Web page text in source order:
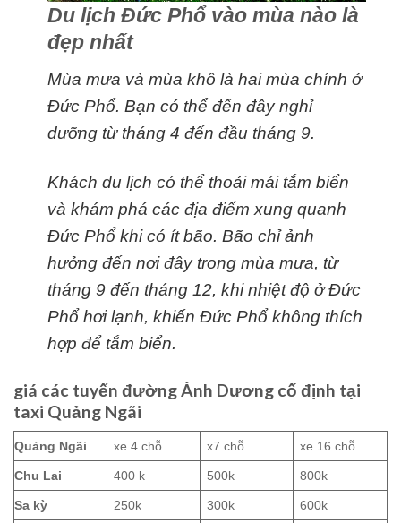
Du lịch Đức Phổ vào mùa nào là
đẹp nhất
Mùa mưa và mùa khô là hai mùa chính ở
Đức Phổ. Bạn có thể đến đây nghỉ
dưỡng từ tháng 4 đến đầu tháng 9.
Khách du lịch có thể thoải mái tắm biển
và khám phá các địa điểm xung quanh
Đức Phổ khi có ít bão. Bão chỉ ảnh
hưởng đến nơi đây trong mùa mưa, từ
tháng 9 đến tháng 12, khi nhiệt độ ở Đức
Phổ hơi lạnh, khiến Đức Phổ không thích
hợp để tắm biển.
giá các tuyến đường Ánh Dương cố định tại
taxi Quảng Ngãi
Quảng Ngãi xe 4 chỗ x7 chỗ xe 16 chỗ
Chu Lai 400 k 500k 800k
Sa kỳ 250k 300k 600k